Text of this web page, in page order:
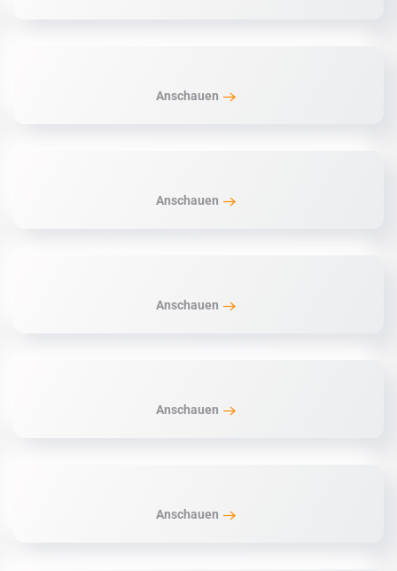
Anschauen
Anschauen
Anschauen
Anschauen
Anschauen